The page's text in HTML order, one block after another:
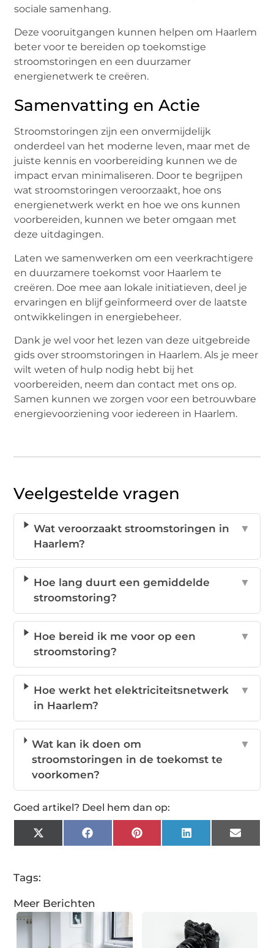
sociale samenhang.
Deze vooruitgangen kunnen helpen om Haarlem
beter voor te bereiden op toekomstige
stroomstoringen en een duurzamer
energienetwerk te creëren.
Samenvatting en Actie
Stroomstoringen zijn een onvermijdelijk
onderdeel van het moderne leven, maar met de
juiste kennis en voorbereiding kunnen we de
impact ervan minimaliseren. Door te begrijpen
wat stroomstoringen veroorzaakt, hoe ons
energienetwerk werkt en hoe we ons kunnen
voorbereiden, kunnen we beter omgaan met
deze uitdagingen.
Laten we samenwerken om een veerkrachtigere
en duurzamere toekomst voor Haarlem te
creëren. Doe mee aan lokale initiatieven, deel je
ervaringen en blijf geïnformeerd over de laatste
ontwikkelingen in energiebeheer.
Dank je wel voor het lezen van deze uitgebreide
gids over stroomstoringen in Haarlem. Als je meer
wilt weten of hulp nodig hebt bij het
voorbereiden, neem dan contact met ons op.
Samen kunnen we zorgen voor een betrouwbare
energievoorziening voor iedereen in Haarlem.
Veelgestelde vragen
Wat veroorzaakt stroomstoringen in
Haarlem?
▼
Hoe lang duurt een gemiddelde
stroomstoring?
▼
Hoe bereid ik me voor op een
stroomstoring?
▼
Hoe werkt het elektriciteitsnetwerk
in Haarlem?
▼
Wat kan ik doen om
stroomstoringen in de toekomst te
voorkomen?
▼
Goed artikel? Deel hem dan op:
X
(Twitter)
FacebookPinterestLinkedInEmail
Tags:
Meer Berichten